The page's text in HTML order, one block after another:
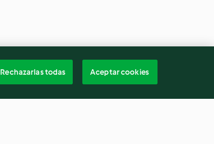
Rechazarlas todas Aceptar cookies